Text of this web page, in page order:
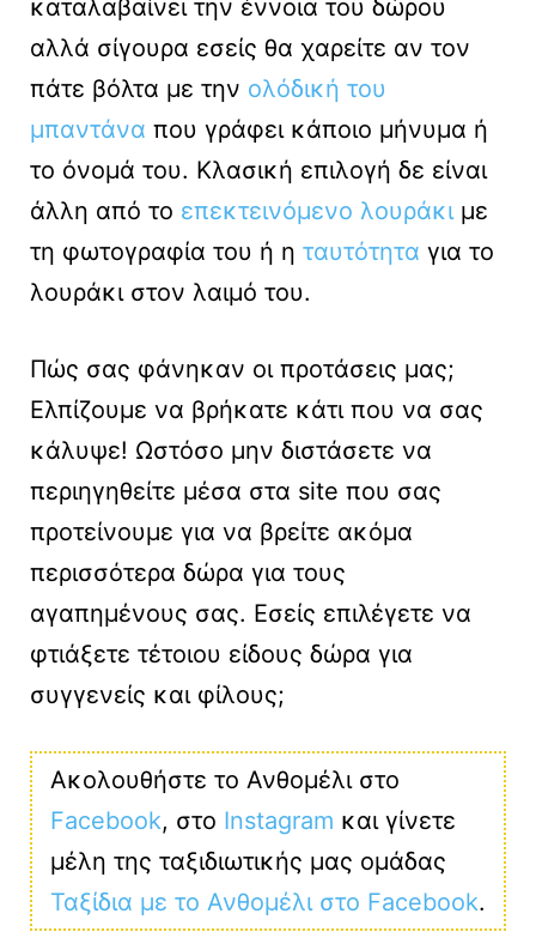
καταλαβαίνει την έννοια του δώρου
αλλά σίγουρα εσείς θα χαρείτε αν τον
πάτε βόλτα με την ολόδική του
μπαντάνα που γράφει κάποιο μήνυμα ή
το όνομά του. Κλασική επιλογή δε είναι
άλλη από το επεκτεινόμενο λουράκιμε
τη φωτογραφία του ή η ταυτότητα για το
λουράκι στον λαιμό του.
Πώς σας φάνηκαν οι προτάσεις μας;
Ελπίζουμε να βρήκατε κάτι που να σας
κάλυψε! Ωστόσο μην διστάσετε να
περιηγηθείτε μέσα στα site που σας
προτείνουμε για να βρείτε ακόμα
περισσότερα δώρα για τους
αγαπημένους σας. Εσείς επιλέγετε να
φτιάξετε τέτοιου είδους δώρα για
συγγενείς και φίλους;
Ακολουθήστε το Ανθομέλι στο
Facebook, στο Instagram και γίνετε
μέλη της ταξιδιωτικής μας ομάδας
Ταξίδια με το Ανθομέλι στο Facebook.